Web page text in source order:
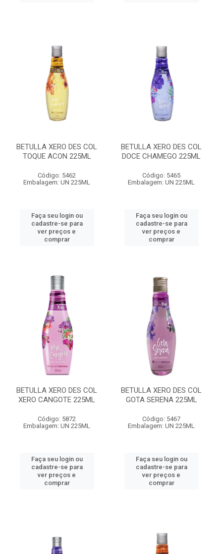
BETULLA XERO DES COL
TOQUE ACON 225ML
Código: 5462
Embalagem: UN 225ML
Faça seu login ou
cadastre-se para
ver preços e
comprar
BETULLA XERO DES COL
DOCE CHAMEGO 225ML
Código: 5465
Embalagem: UN 225ML
Faça seu login ou
cadastre-se para
ver preços e
comprar
BETULLA XERO DES COL
XERO CANGOTE 225ML
Código: 5872
Embalagem: UN 225ML
Faça seu login ou
cadastre-se para
ver preços e
comprar
BETULLA XERO DES COL
GOTA SERENA 225ML
Código: 5467
Embalagem: UN 225ML
Faça seu login ou
cadastre-se para
ver preços e
comprar